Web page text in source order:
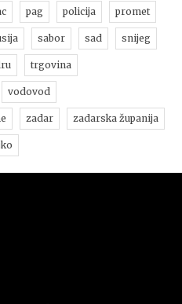
pag policija promet
sabor sad snijeg
trgovina
vodovod
zadar zadarska županija